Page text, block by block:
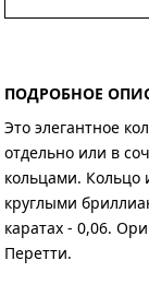
ПОДРОБНОЕ
Это элегантное
отдельно или в
кольцами. Кольцо
круглыми
каратах - 0,06.
Перетти.